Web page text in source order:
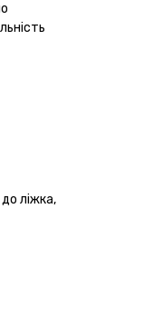
ліжка,